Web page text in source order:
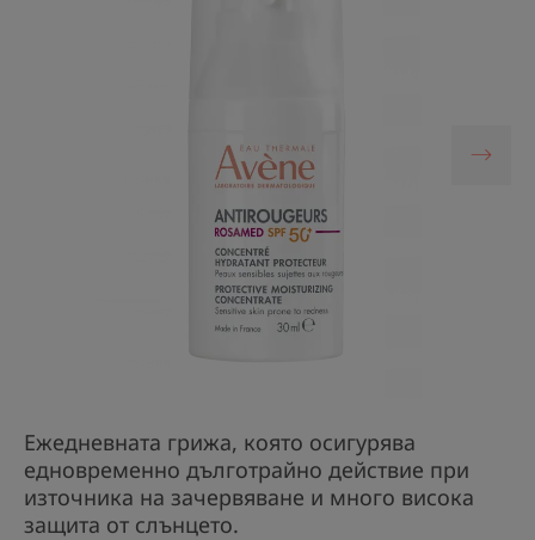
Ежедневната грижа, която осигурява
едновременно дълготрайно действие при
източника на зачервяване и много висока
защита от слънцето.